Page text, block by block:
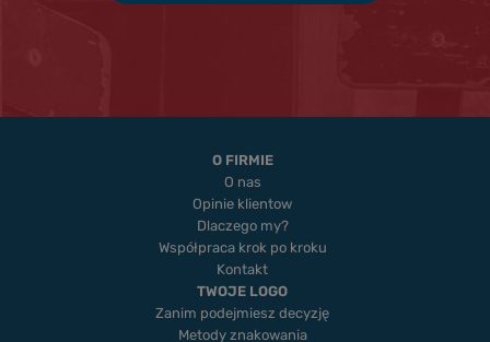
O FIRMIE
O nas
Opinie klientow
Dlaczego my?
Współpraca krok po kroku
Kontakt
TWOJE LOGO
Zanim podejmiesz decyzję
Metody znakowania